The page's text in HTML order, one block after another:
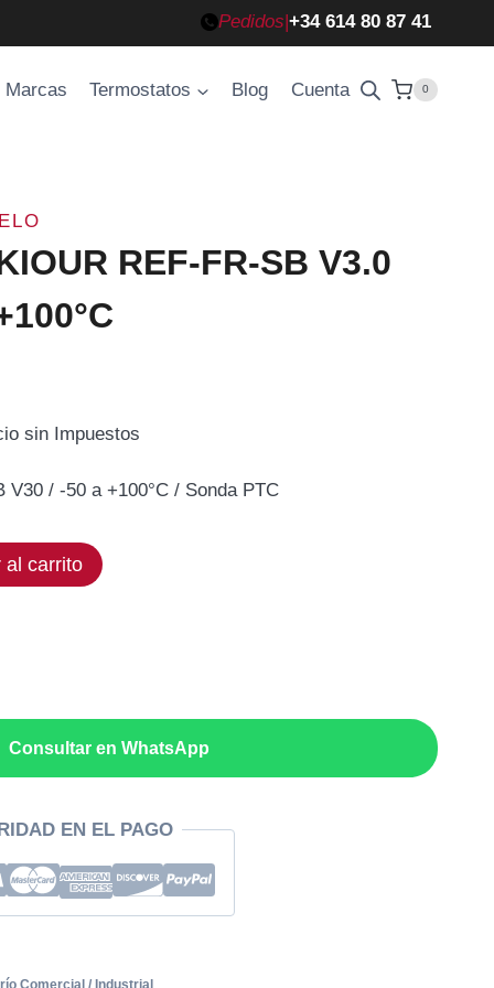
Pedidos|+34 614 80 87 41
Marcas Termostatos Blog Cuenta 0
REF-FR-SB V3.0
sin Impuestos
V30 / -50 a +100°C / Sonda PTC
al carrito
Consultar en WhatsApp
EN EL PAGO
Comercial / Industrial